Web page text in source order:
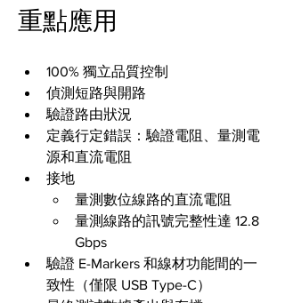
重點應用
100% 獨立品質控制
偵測短路與開路
驗證路由狀況
定義行定錯誤：驗證電阻、量測電
源和直流電阻
接地
量測數位線路的直流電阻
量測線路的訊號完整性達 12.8
Gbps
驗證 E-Markers 和線材功能間的一
致性（僅限 USB Type-C）